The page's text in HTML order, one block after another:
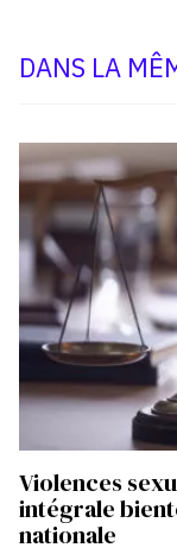
DANS LA
Violences
intégrale
nationale